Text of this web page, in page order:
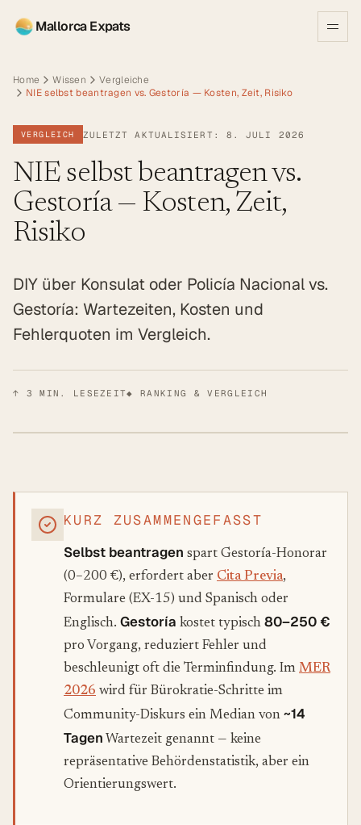
Mallorca Expats
Home Wissen
Vergleiche
NIE selbst beantragen vs. Gestoría — Kosten, Zeit, Risiko
VERGLEICH ZULETZT AKTUALISIERT: 8. JULI 2026
NIE selbst beantragen vs.
Gestoría — Kosten, Zeit,
Risiko
DIY über Konsulat oder Policía Nacional vs.
Gestoría: Wartezeiten, Kosten und
Fehlerquoten im Vergleich.
↑ 3 MIN. LESEZEIT◆ RANKING & VERGLEICH
KURZ ZUSAMMENGEFASST
Selbst beantragen spart Gestoría-Honorar
(0–200 €), erfordert aber Cita Previa,
Formulare (EX-15) und Spanisch oder
Englisch. Gestoría kostet typisch 80–250 €
pro Vorgang, reduziert Fehler und
beschleunigt oft die Terminfindung. Im MER
2026 wird für Bürokratie-Schritte im
Community-Diskurs ein Median von ~14
Tagen Wartezeit genannt — keine
repräsentative Behördenstatistik, aber ein
Orientierungswert.